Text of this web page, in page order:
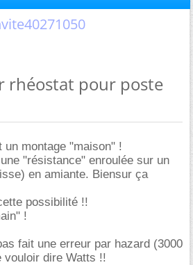
rhéostat pour poste
un montage "maison" !
"résistance" enroulée sur un
en amiante. Biensur ça
possibilité !!
!
fait une erreur par hazard (3000
vouloir dire Watts !!